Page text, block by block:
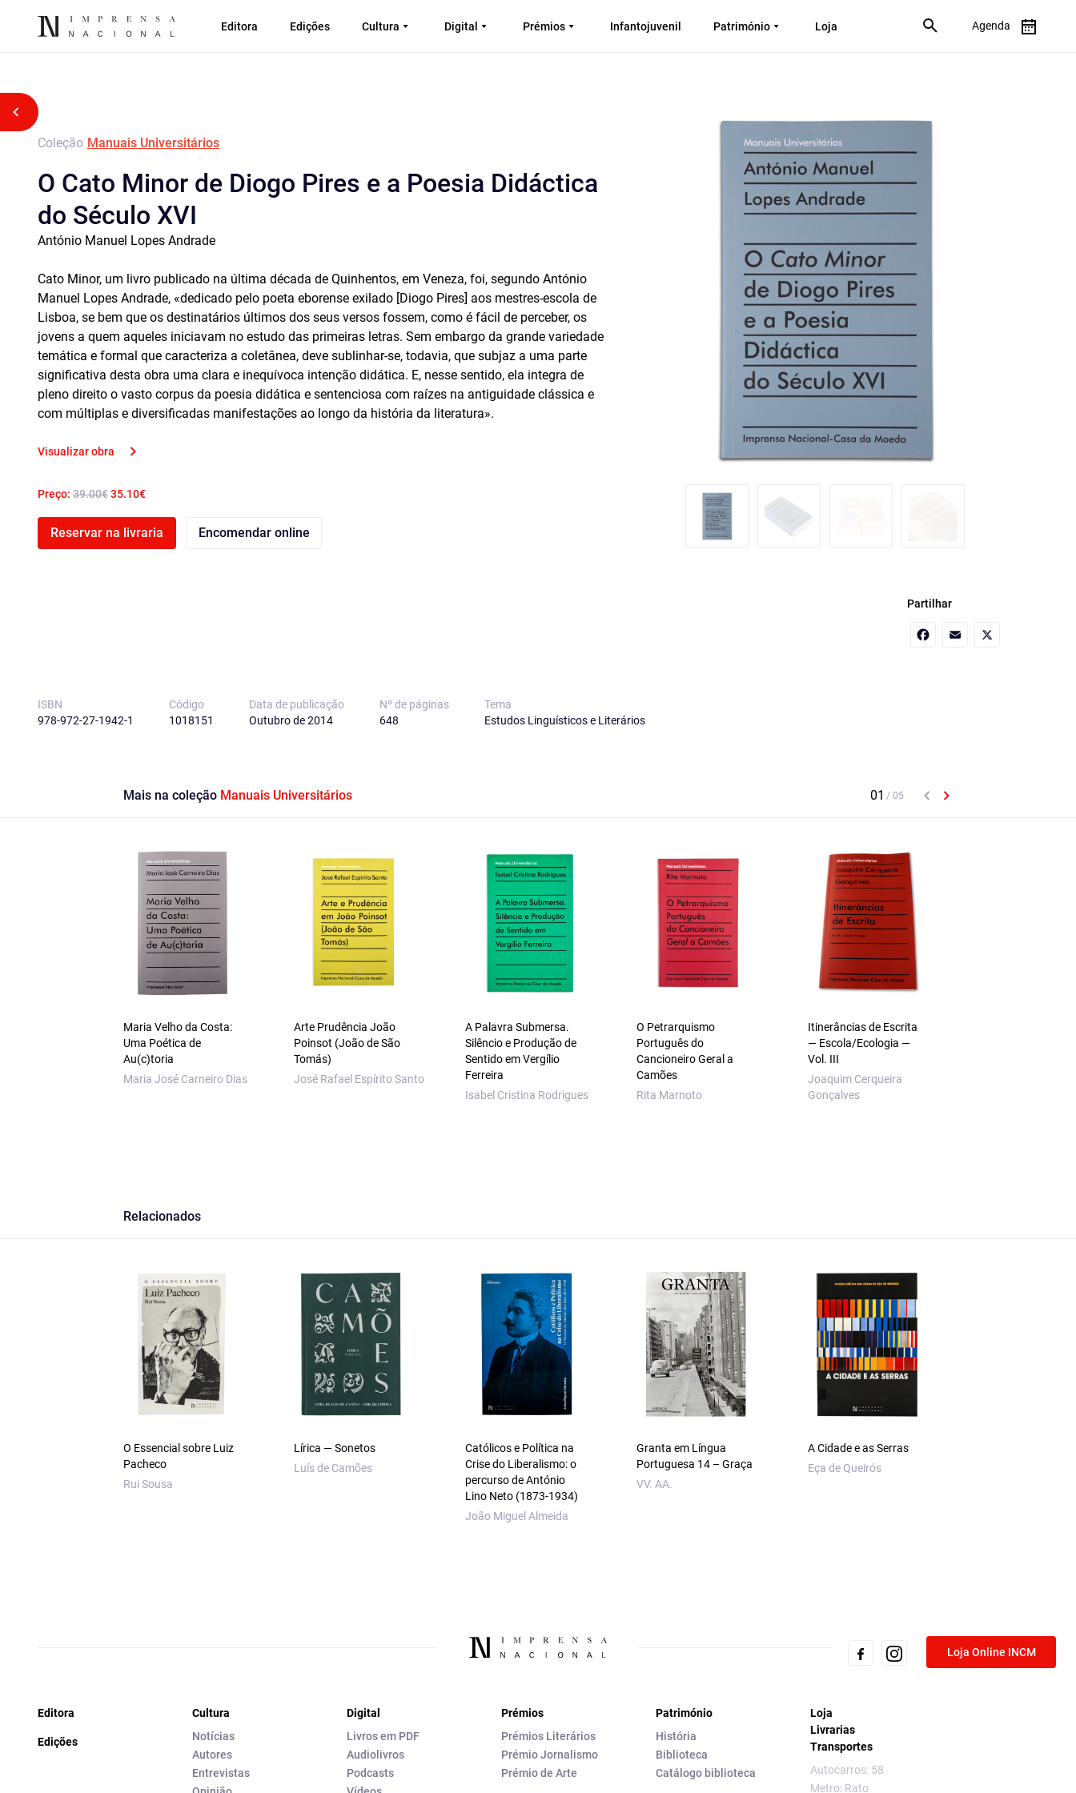
Editora Edições Cultura Digital Prémios Infantojuvenil Património Loja Agenda
Voltar atrás
Coleção Manuais Universitários
O Cato Minor de Diogo Pires e a Poesia Didáctica
do Século XVI
António Manuel Lopes Andrade
Cato Minor, um livro publicado na última década de Quinhentos, em Veneza, foi, segundo António
Manuel Lopes Andrade, «dedicado pelo poeta eborense exilado [Diogo Pires] aos mestres-escola de
Lisboa, se bem que os destinatários últimos dos seus versos fossem, como é fácil de perceber, os
jovens a quem aqueles iniciavam no estudo das primeiras letras. Sem embargo da grande variedade
temática e formal que caracteriza a coletânea, deve sublinhar-se, todavia, que subjaz a uma parte
significativa desta obra uma clara e inequívoca intenção didática. E, nesse sentido, ela integra de
pleno direito o vasto corpus da poesia didática e sentenciosa com raízes na antiguidade clássica e
com múltiplas e diversificadas manifestações ao longo da história da literatura».
Visualizar obra
Preço: 39.00€35.10€
Reservar na livraria Encomendar online
Partilhar
ISBN
978-972-27-1942-1
Código
1018151
Data de publicação
Outubro de 2014
Nº de páginas
648
Tema
Estudos Linguísticos e Literários
Mais na coleção Manuais Universitários
Maria Velho da Costa:
Uma Poética de
Au(c)toria
Maria José Carneiro Dias
Arte Prudência João
Poinsot (João de São
Tomás)
José Rafael Espírito Santo
A Palavra Submersa.
Silêncio e Produção de
Sentido em Vergílio
Ferreira
Isabel Cristina Rodrigues
O Petrarquismo
Português do
Cancioneiro Geral a
Camões
Rita Marnoto
Itinerâncias de Escrita
— Escola/Ecologia —
Vol. III
Joaquim Cerqueira
Gonçalves
Relacionados
O Essencial sobre Luiz
Pacheco
Rui Sousa
Lírica — Sonetos
Luís de Camões
Católicos e Política na
Crise do Liberalismo: o
percurso de António
Lino Neto (1873‑1934)
João Miguel Almeida
Granta em Língua
Portuguesa 14 – Graça
VV. AA.
A Cidade e as Serras
Eça de Queirós
Loja Online INCM
Editora
Edições
Cultura
Notícias
Autores
Entrevistas
Digital
Livros em PDF
Audiolivros
Podcasts
Prémios
Prémios Literários
Prémio Jornalismo
Prémio de Arte
Património
História
Biblioteca
Catálogo biblioteca
Loja
Livrarias
Transportes
Autocarros: 58
Metro: Rato